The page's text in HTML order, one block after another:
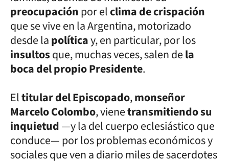
preocupaciónpor elclima de crispación
que se vive en la Argentina, motorizado
desde lapolíticay, en particular, por los
insultosque, muchas veces, salen dela
boca del propio Presidente.
Eltitular del Episcopado,monseñor
Marcelo Colombo, vienetransmitiendo su
inquietud—y la del cuerpo eclesiástico que
conduce— por los problemas económicos y
sociales que ven a diario miles de sacerdotes